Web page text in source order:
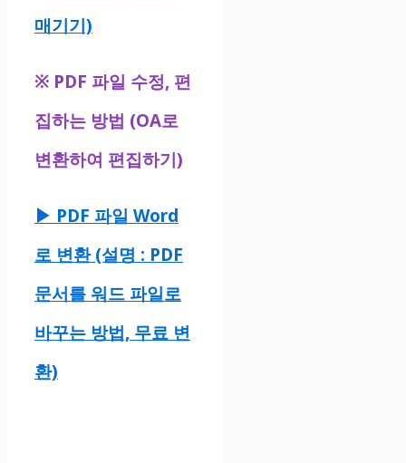
매기기)
※ PDF 파일 수정, 편
집하는 방법 (OA로
변환하여 편집하기)
▶ PDF 파일 Word
로 변환 (설명 : PDF
문서를 워드 파일로
바꾸는 방법, 무료 변
환)